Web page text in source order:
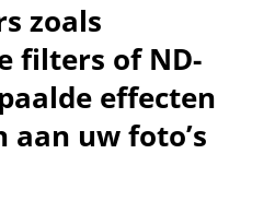
zoals
filters of ND-
effecten
aan uw foto’s